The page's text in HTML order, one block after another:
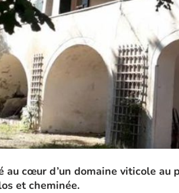
cœur d’un domaine viticole au
et cheminée.